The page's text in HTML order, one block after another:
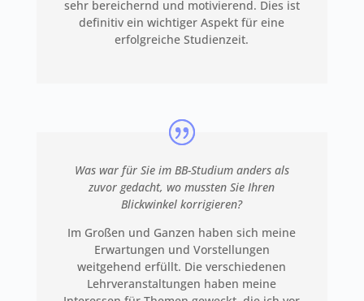
sehr bereichernd und motivierend. Dies ist
definitiv ein wichtiger Aspekt für eine
erfolgreiche Studienzeit.
Was war für Sie im BB-Studium anders als
zuvor gedacht, wo mussten Sie Ihren
Blickwinkel korrigieren?
Im Großen und Ganzen haben sich meine
Erwartungen und Vorstellungen
weitgehend erfüllt. Die verschiedenen
Lehrveranstaltungen haben meine